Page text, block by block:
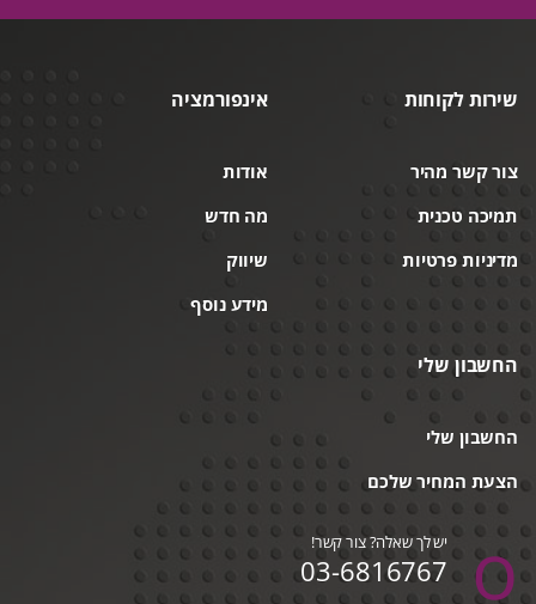
שירות לקוחות
צור קשר מהיר
תמיכה טכנית
מדיניות פרטיות
אינפורמציה
אודות
מה חדש
שיווק
מידע נוסף
החשבון שלי
החשבון שלי
הצעת המחיר שלכם
יש לך שאלה? צור קשר!
03-6816767